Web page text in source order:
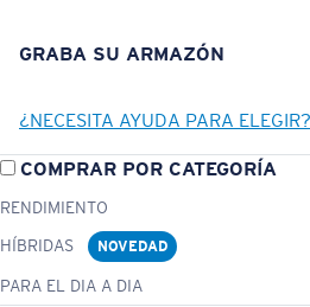
GRABA SU ARMAZÓN
¿NECESITA AYUDA PARA ELEGIR?
COMPRAR POR CATEGORÍA
RENDIMIENTO
HÍBRIDAS
NOVEDAD
PARA EL DIA A DIA